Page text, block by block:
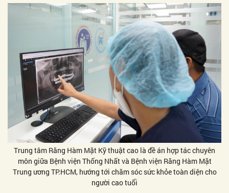
Trung tâm Răng Hàm Mặt Kỹ thuật cao là đề án hợp tác chuyên
môn giữa Bệnh viện Thống Nhất và Bệnh viện Răng Hàm Mặt
Trung ương TP.HCM, hướng tới chăm sóc sức khỏe toàn diện cho
người cao tuổi